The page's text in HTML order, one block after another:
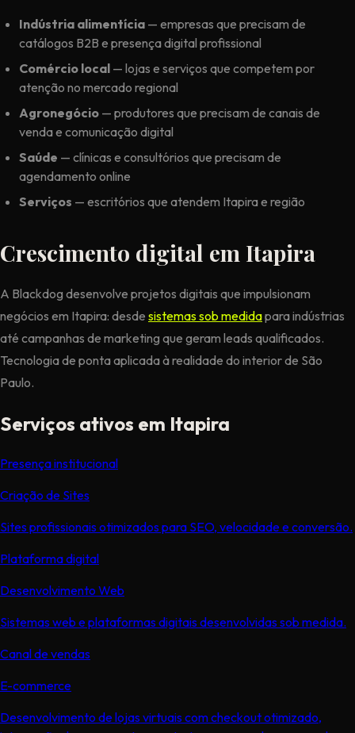
Indústria alimentícia — empresas que precisam de
catálogos B2B e presença digital profissional
Comércio local — lojas e serviços que competem por
atenção no mercado regional
Agronegócio — produtores que precisam de canais de
venda e comunicação digital
Saúde — clínicas e consultórios que precisam de
agendamento online
Serviços — escritórios que atendem Itapira e região
Crescimento digital em Itapira
A Blackdog desenvolve projetos digitais que impulsionam
negócios em Itapira: desde sistemas sob medidapara indústrias
até campanhas de marketing que geram leads qualificados.
Tecnologia de ponta aplicada à realidade do interior de São
Paulo.
Serviços ativos em Itapira
Presença institucional
Criação de Sites
Sites profissionais otimizados para SEO, velocidade e conversão.
Plataforma digital
Desenvolvimento Web
Sistemas web e plataformas digitais desenvolvidas sob medida.
Canal de vendas
E-commerce
Desenvolvimento de lojas virtuais com checkout otimizado,